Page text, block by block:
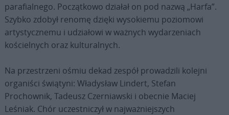
parafialnego. Początkowo działał on pod nazwą „Harfa”.
Szybko zdobył renomę dzięki wysokiemu poziomowi
artystycznemu i udziałowi w ważnych wydarzeniach
kościelnych oraz kulturalnych.
Na przestrzeni ośmiu dekad zespół prowadzili kolejni
organiści świątyni: Władysław Lindert, Stefan
Prochownik, Tadeusz Czerniawski i obecnie Maciej
Leśniak. Chór uczestniczył w najważniejszych